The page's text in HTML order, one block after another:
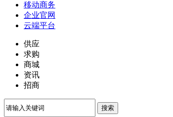
移动商务
企业官网
云端平台
供应
求购
商城
资讯
招商
搜索